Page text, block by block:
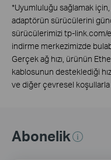
*Uyumluluğu sağlamak
adaptörün sürücülerini
sürücülerimizi tp-link.com/
indirme merkezimizde
Gerçek ağ hızı, ürünün
kablosunun desteklediği
ve diğer çevresel koşullarla
Abonelik